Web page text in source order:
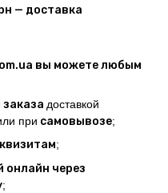
— доставка
вы можете любым
доставкой
при самовывозе;
;
онлайн через
;